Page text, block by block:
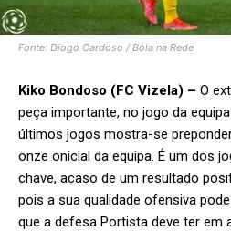
Fonte: Diogo Cardoso / Bola na Rede
Kiko Bondoso (FC Vizela) – O
peça importante, no jogo da
últimos jogos mostra-se
onze onicial da equipa. É um dos
chave, acaso de um resultado
pois a sua qualidade ofensiva
que a defesa Portista deve ter em